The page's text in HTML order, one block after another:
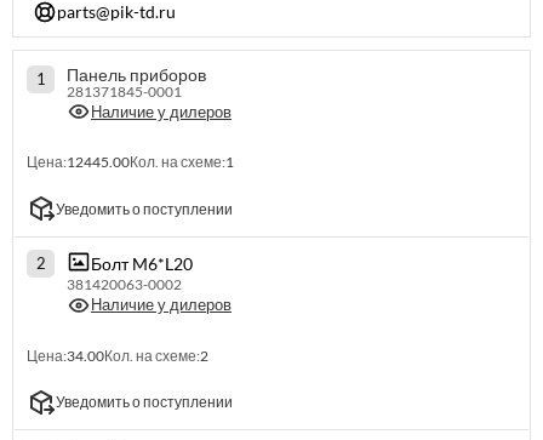
parts@pik-td.ru
1 Панель приборов
281371845-0001
Наличие у дилеров
Цена:12445.00Кол. на схеме:1
Уведомить о поступлении
2 Болт M6*L20
381420063-0002
Наличие у дилеров
Цена:34.00Кол. на схеме:2
Уведомить о поступлении